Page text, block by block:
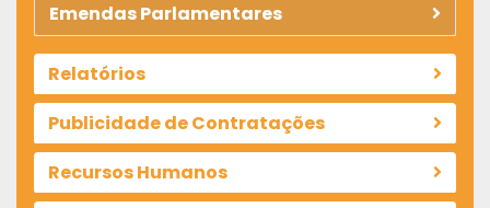
Emendas Parlamentares
Relatórios
Publicidade de Contratações
Recursos Humanos